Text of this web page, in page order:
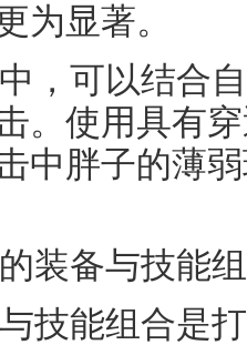
为显著。
，可以结合
。使用具有
中胖子的薄
装备与技能
技能组合是